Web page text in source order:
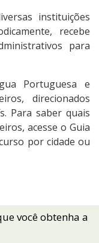
instituições
recebe
para
Portuguesa e
direcionados
Para saber quais
acesse o Guia
por cidade ou
você obtenha a